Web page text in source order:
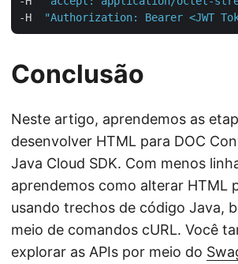
-H
"Authorization: Bearer <JWT
Conclusão
Neste artigo, aprendemos as
desenvolver HTML para DOC
Java Cloud SDK. Com menos
aprendemos como alterar HTML
usando trechos de código Java,
meio de comandos cURL. Você
explorar as APIs por meio do